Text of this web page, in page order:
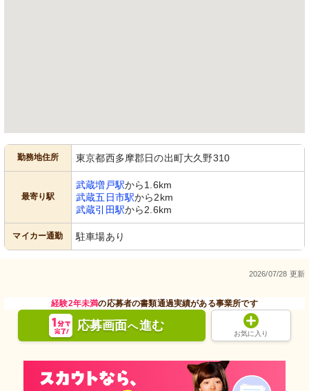
勤務地住所 東京都西多摩郡日の出町大久野310
最寄り駅
武蔵増戸駅から1.6km
武蔵五日市駅から2km
武蔵引田駅から2.6km
マイカー通勤 駐車場あり
2026/07/28 更新
経験2年未満の応募者の書類通過実績がある事業所です
応募画面へ進む
お気に入り